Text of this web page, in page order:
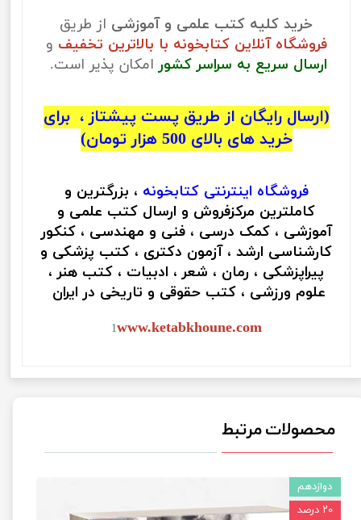
خرید کلیه کتب علمی و آموزشی از طریق
فروشگاه آنلاین کتابخونه با بالاترین تخفیف و
ارسال سریع به سراسر کشور امکان پذیر است.
(ارسال رایگان از طریق پست پیشتاز ، برای
خرید های بالای 500 هزار تومان)
فروشگاه اینترنتی کتابخونه ، بزرگترین و
کاملترین مرکزفروش و ارسال کتب علمی و
آموزشی ، کمک درسی ، فنی و مهندسی ، کنکور
کارشناسی ارشد ، آزمون دکتری ، کتب پزشکی و
پیراپزشکی ، رمان ، شعر ، ادبیات ، کتب هنر ،
علوم ورزشی ، کتب حقوقی و تاریخی در ایران
1www.ketabkhoune.com
محصولات مرتبط
دوازدهم
۲۰ درصد